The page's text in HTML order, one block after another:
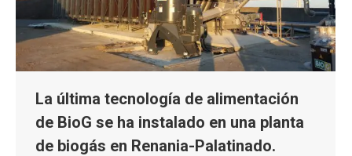
La última tecnología de alimentación
de BioG se ha instalado en una planta
de biogás en Renania-Palatinado.